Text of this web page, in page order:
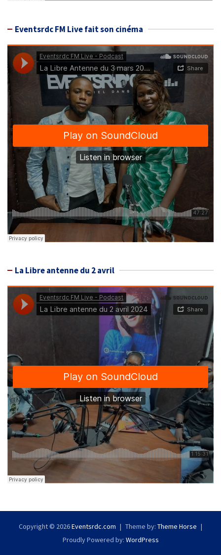
Eventsrdc FM Live fait son cinéma
La Libre antenne du 2 avril
Copyright © 2026Eventsrdc.com Theme by: Theme Horse
Proudly Powered by: WordPress